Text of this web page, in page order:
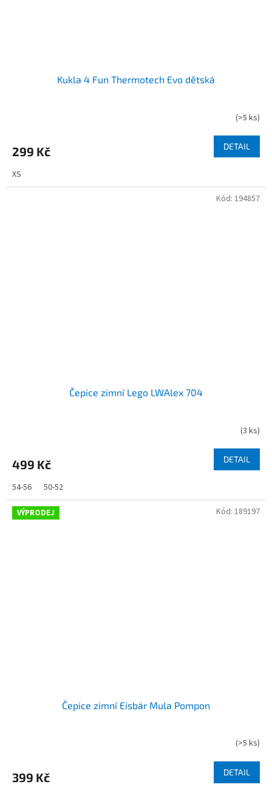
Kukla 4 Fun Thermotech Evo dětská
(>5 ks)
299 Kč DETAIL
XS
Čepice zimní Lego LWAlex 704
(3 ks)
499 Kč DETAIL
54-56 50-52
Kód: 194857
VÝPRODEJ
Čepice zimní Eisbär Mula Pompon
(>5 ks)
399 Kč DETAIL
Kód: 189197